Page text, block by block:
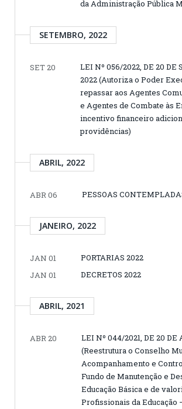
da Administração Pública
SETEMBRO, 2022
SET 20
LEI Nº 056/2022, DE 20 DE
2022 (Autoriza o Poder
repassar aos Agentes
e Agentes de Combate às
incentivo financeiro
providências)
ABRIL, 2022
ABR 06 PESSOAS
JANEIRO, 2022
JAN 01
PORTARIAS 2022
JAN 01
DECRETOS 2022
ABRIL, 2021
ABR 20
LEI Nº 044/2021, DE 20 DE
(Reestrutura o Conselho
Acompanhamento e
Fundo de Manutenção e
Educação Básica e de
Profissionais da Educação